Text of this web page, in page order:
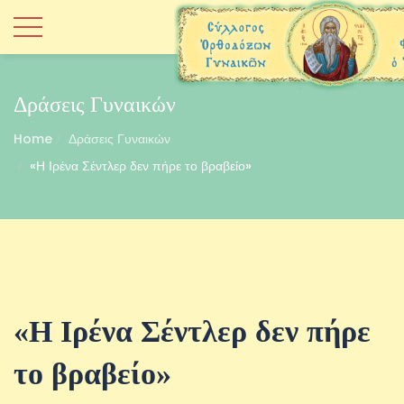
Δράσεις Γυναικών
Home
Δράσεις Γυναικών
«Η Ιρένα Σέντλερ δεν πήρε το βραβείο»
«Η Ιρένα Σέντλερ δεν πήρε
το βραβείο»